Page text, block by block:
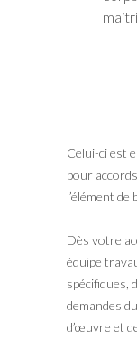
Celui-ci est
pour
l’élément
Dès votre
équipe
spécifiques,
demandes
d’œuvre et